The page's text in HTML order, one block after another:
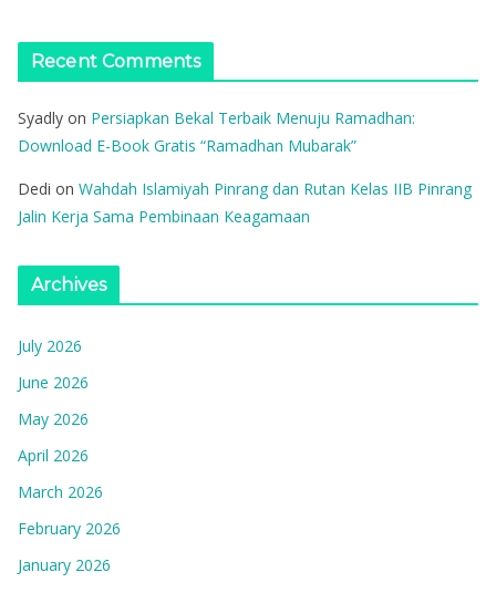
Recent Comments
Syadly on Persiapkan Bekal Terbaik Menuju Ramadhan:
Download E-Book Gratis “Ramadhan Mubarak”
Dedi on Wahdah Islamiyah Pinrang dan Rutan Kelas IIB Pinrang
Jalin Kerja Sama Pembinaan Keagamaan
Archives
July 2026
June 2026
May 2026
April 2026
March 2026
February 2026
January 2026